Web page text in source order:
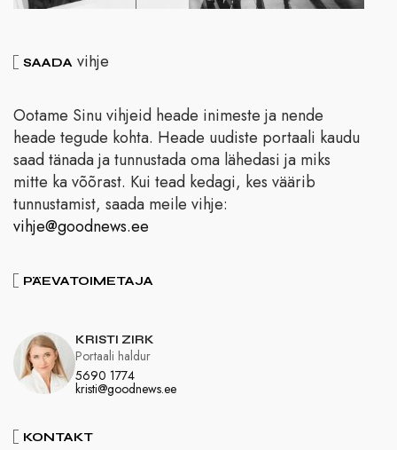
SAADA vihje
Ootame Sinu vihjeid heade inimeste ja nende
heade tegude kohta. Heade uudiste portaali kaudu
saad tänada ja tunnustada oma lähedasi ja miks
mitte ka võõrast. Kui tead kedagi, kes väärib
tunnustamist, saada meile vihje:
vihje@goodnews.ee
PÄEVATOIMETAJA
KRISTI ZIRK
5690 1774
kristi@goodnews.ee
Portaali haldur
KONTAKT